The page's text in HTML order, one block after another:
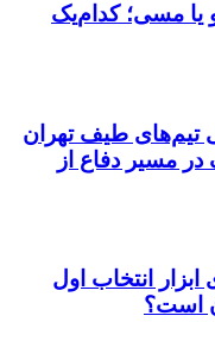
یا مسی؛ کدام‌یک
تیم‌های طیف تهران
مسیر دفاع از
انتخاب اول
است؟